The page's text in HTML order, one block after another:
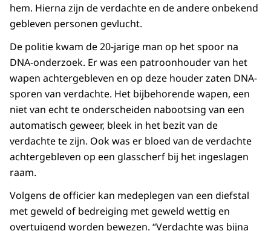
hem. Hierna zijn de verdachte en de andere onbekend
gebleven personen gevlucht.
De politie kwam de 20-jarige man op het spoor na
DNA-onderzoek. Er was een patroonhouder van het
wapen achtergebleven en op deze houder zaten DNA-
sporen van verdachte. Het bijbehorende wapen, een
niet van echt te onderscheiden nabootsing van een
automatisch geweer, bleek in het bezit van de
verdachte te zijn. Ook was er bloed van de verdachte
achtergebleven op een glasscherf bij het ingeslagen
raam.
Volgens de officier kan medeplegen van een diefstal
met geweld of bedreiging met geweld wettig en
overtuigend worden bewezen. “Verdachte was bijna